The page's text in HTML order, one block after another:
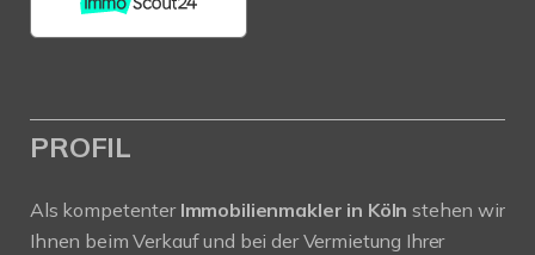
PROFIL
Als kompetenter Immobilienmakler in Köln stehen wir
Ihnen beim Verkauf und bei der Vermietung Ihrer